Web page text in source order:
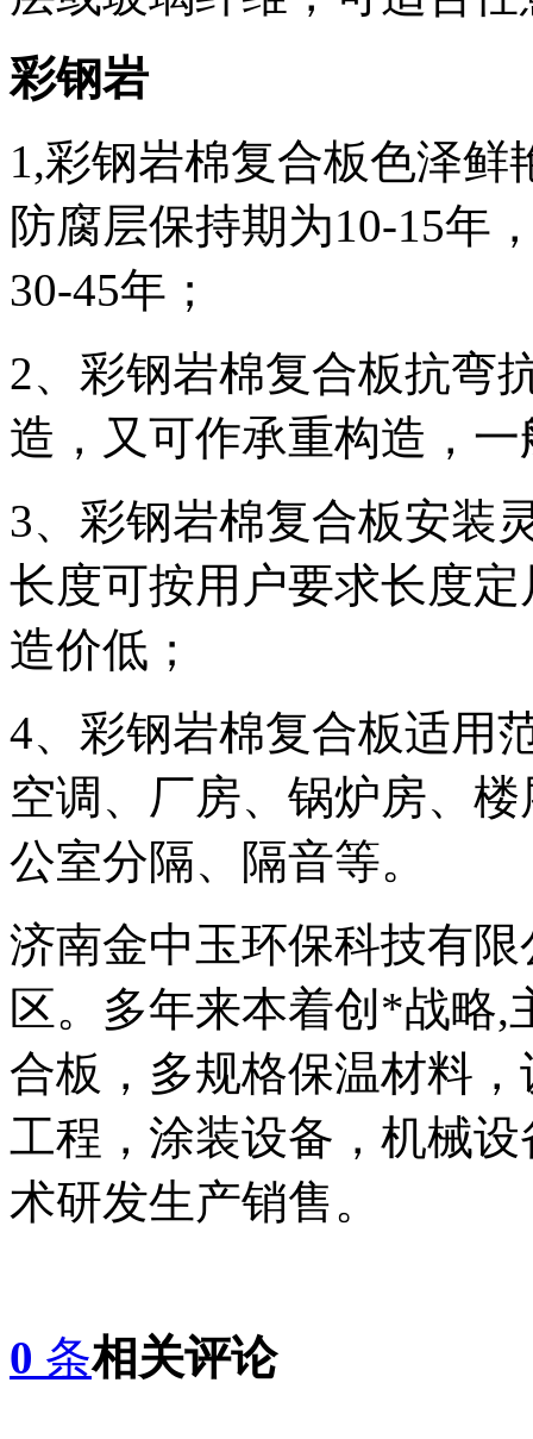
彩钢岩
1,彩钢岩棉复合板色泽鲜
防腐层保持期为10-15年
30-45年；
2、彩钢岩棉复合板抗弯
造，又可作承重构造，
3、彩钢岩棉复合板安装
长度可按用户要求长度
造价低；
4、彩钢岩棉复合板适用
空调、厂房、锅炉房、
公室分隔、隔音等。
济南金中玉环保科技有
区。多年来本着创*战略,
合板，多规格保温材料
工程，涂装设备，机械
术研发生产销售。
0 条相关评论